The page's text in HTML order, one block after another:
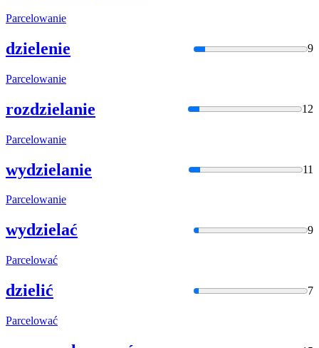
Parcelowanie
dzielenie 9
Parcelowanie
rozdzielanie 12
Parcelowanie
wydzielanie 11
Parcelowanie
wydzielać 9
Parcelować
dzielić 7
Parcelować